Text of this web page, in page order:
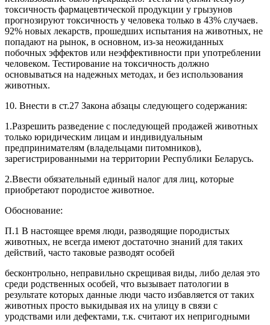
токсичность фармацевтической продукции у грызунов
прогнозируют токсичность у человека только в 43% случаев.
92% новых лекарств, прошедших испытания на животных, не
попадают на рынок, в основном, из-за неожиданных
побочных эффектов или неэффективности при употреблении
человеком. Тестирование на токсичность должно
основываться на надежных методах, и без использования
животных.
10. Внести в ст.27 Закона абзацы следующего содержания:
1.Разрешить разведение с последующей продажей животных
только юридическим лицам и индивидуальным
предпринимателям (владельцами питомников),
зарегистрированными на территории Республики Беларусь.
2.Ввести обязательный единый налог для лиц, которые
приобретают породистое животное.
Обоснование:
П.1 В настоящее время люди, разводящие породистых
животных, не всегда имеют достаточно знаний для таких
действий, часто таковые разводят особей
бесконтрольно, неправильно скрещивая виды, либо делая это
среди родственных особей, что вызывает патологии в
результате которых данные люди часто избавляется от таких
животных просто выкидывая их на улицу в связи с
уродствами или дефектами, т.к. считают их непригодными